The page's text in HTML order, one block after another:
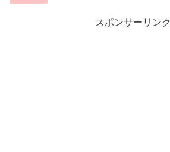
スポンサーリンク